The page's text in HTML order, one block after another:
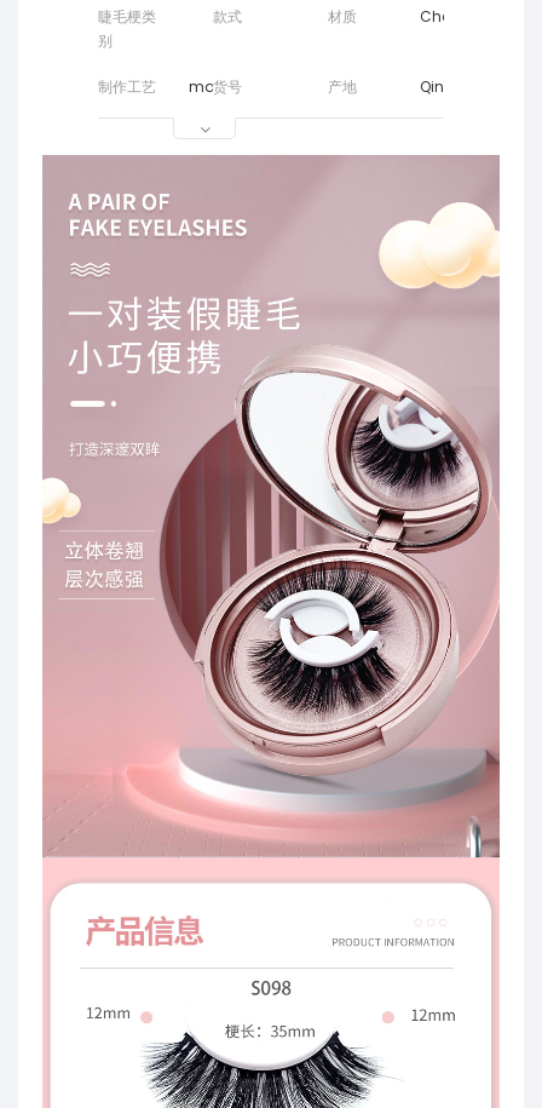
睫毛梗类
别
款式 材质 Chemical fiber
制作工艺 manual
货号 产地 Qingdao
300 规格
销售平台
是否是自
有品牌